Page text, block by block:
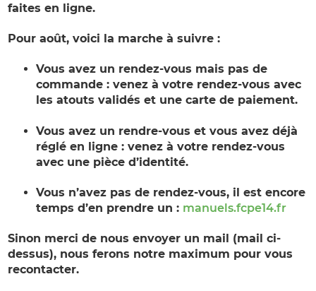
faites en ligne.
Pour août, voici la marche à suivre :
Vous avez un rendez-vous mais pas de
commande : venez à votre rendez-vous avec
les atouts validés et une carte de paiement.
Vous avez un rendre-vous et vous avez déjà
réglé en ligne : venez à votre rendez-vous
avec une pièce d’identité.
Vous n’avez pas de rendez-vous, il est encore
temps d’en prendre un : manuels.fcpe14.fr
Sinon merci de nous envoyer un mail (mail ci-
dessus), nous ferons notre maximum pour vous
recontacter.